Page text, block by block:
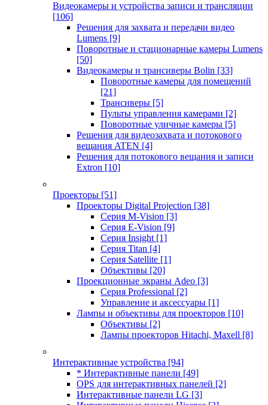
Видеокамеры и устройства записи и трансляции
[106]
Решения для захвата и передачи видео
Lumens [9]
Поворотные и стационарные камеры Lumens
[50]
Видеокамеры и трансиверы Bolin [33]
Поворотные камеры для помещений
[21]
Трансиверы [5]
Пульты управления камерами [2]
Поворотные уличные камеры [5]
Решения для видеозахвата и потокового
вещания ATEN [4]
Решения для потокового вещания и записи
Extron [10]
Проекторы [51]
Проекторы Digital Projection [38]
Серия M-Vision [3]
Серия E-Vision [9]
Серия Insight [1]
Серия Titan [4]
Серия Satellite [1]
Объективы [20]
Проекционные экраны Adeo [3]
Серия Professional [2]
Управление и аксессуары [1]
Лампы и объективы для проекторов [10]
Объективы [2]
Лампы проекторов Hitachi, Maxell [8]
Интерактивные устройства [94]
* Интерактивные панели [49]
OPS для интерактивных панелей [2]
Интерактивные панели LG [3]